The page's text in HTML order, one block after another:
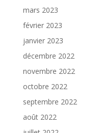
mars 2023
février 2023
janvier 2023
décembre 2022
novembre 2022
octobre 2022
septembre 2022
août 2022